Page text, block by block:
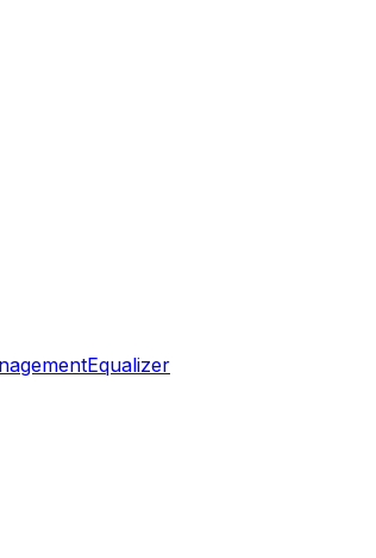
Equalizer